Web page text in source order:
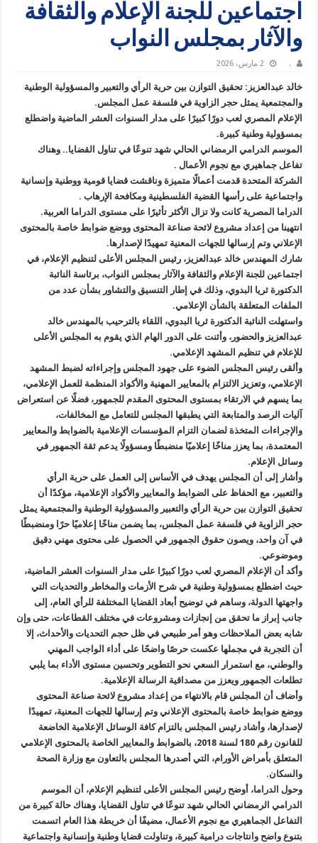
اجتماعين للجنة الإعلام والثقافة
والآثار بمجلس النواب
. 2 مارس، 2026
خالد عبدالعزيز: تحقيق التوازن بين حرية الرأي والتعبير والمسؤولية الوطنية
والمجتمعية يمثل حجر الزاوية في فلسفة عمل المجلس.
الإعلام المصري لعب دورًا كبيرًا على مدار السنوات العشر الماضية واضطلع
بمسؤولية وطنية كبيرة.
الموسم الدرامي الرمضاني الحالي شهد تنوعًا في تناول القضايا.. وهناك
تفاعل جماهيري مع نجوم الأعمال .
الشركة المتحدة قدمت أعمالًا متميزة وناقشت قضايا قومية ووطنية وإنسانية
واجتماعية على رأسها القضية الفلسطينية ومكافحة الإرهاب .
الدراما المصرية كانت ولا تزال الأكثر تأثيرًا على مستوى الدراما العربية.
انتهينا من إعداد مشروع لائحة صناعة المحتوى ووضع ضوابط خاصة بالمحتوى
الإعلاني وتم إرسالها للجهات المعنية تمهيدًا لإصدارها.
شارك المهندس خالد عبدالعزيز، رئيس المجلس الأعلى لتنظيم الإعلام، في
اجتماعين للجنة الإعلام والثقافة والآثار بمجلس النواب، برئاسة النائبة
الدكتورة ثريا البدوي، وذلك في إطار التنسيق والتشاور بشأن عدد من
الملفات المتعلقة بالشأن الإعلامي.
واستهلت النائبة الدكتورة ثريا البدوي، اللقاء بالترحيب بالمهندس خالد
عبدالعزيز والحضور، وأثنت على الدور الهام الذي يقوم به المجلس الأعلى
للإعلام في تنظيم المشهد الإعلامي.
وألقى رئيس المجلس الضوء على جهود المجلس وإجراءاته لضبط المشهد
الإعلامي، وتعزيز الالتزام بالمعايير المهنية والأكواد المنظمة للعمل الإعلامي،
بما يسهم في الارتقاء بمستوى المحتوى المقدم للجمهور، فضلًا عن استعراض
آليات الرصد والمتابعة التي يطبقها المجلس للتعامل مع المخالفات،
والإجراءات المتخذة لضمان التزام المؤسسات الإعلامية بالضوابط والمعايير
المعتمدة، بما يعزز مناخًا إعلاميًا منضبطًا ومسؤولًا يدعم ثقة الجمهور في
وسائل الإعلام.
وأشار إلى أن المجلس يهدف في الأساس إلى العمل على حرية الرأي
والتعبير، مع الحفاظ على الضوابط والمعايير والأكواد الإعلامية، مؤكدًا أن
تحقيق التوازن بين حرية الرأي والتعبير والمسؤولية الوطنية والمجتمعية يمثل
حجر الزاوية في فلسفة عمل المجلس، بما يضمن مناخًا إعلاميًا حرًا ومنضبطًا
في آن واحد، ويصون حقوق الجمهور في الحصول على محتوى مهني دقيق
وموضوعي.
وأكد أن الإعلام المصري لعب دورًا كبيرًا على مدار السنوات العشر الماضية،
حيث اضطلع بمسؤولية وطنية في شرح الأزمات والمخاطر والتحديات التي
واجهتها الدولة، وساهم في توضيح أبعاد القضايا المختلفة للرأي العام، إلى
جانب إبراز ما تحقق من إنجازات ومشروعات في مختلف القطاعات، حتى وإن
شابه بعض الملاحظات وهو أمر طبيعي في ظل حجم التحديات والأحداث، إلا
أن التجربة في مجملها عكست حرصًا واضحًا على أداء الواجب المهني
والوطني، مع استمرار السعي نحو التطوير وتحسين مستوى الأداء بما يلبي
تطلعات الجمهور ويعزز من مصداقية الرسالة الإعلامية.
وأضاف أن المجلس قام بالانتهاء من إعداد مشروع لائحة صناعة المحتوى
ووضع ضوابط خاصة بالمحتوى الإعلاني وتم إرسالها للجهات المعنية، تمهيدًا
لإصدارها، وأشاد رئيس المجلس بالتزام كافة الوسائل الإعلامية الخاضعة
للقانون رقم 180 لسنة 2018، بالضوابط والمعايير الخاصة بالمحتوى الإعلامي
المتعلق بأمراض الأورام، التي أصدرها المجلس بالتعاون مع وزارة الصحة
والسكان.
وحول الدراما، أوضح رئيس المجلس الأعلى لتنظيم الإعلام، أن الموسم
الدرامي الرمضاني الحالي شهد تنوعًا في تناول القضايا، وهناك حالة كبيرة من
التفاعل الجماهيري مع نجوم الأعمال، مضيفًا أن خريطة هذا العام اتسمت
بتنوع واضح وانتاجات درامية كبيرة، وتناولت قضايا وطنية وإنسانية واجتماعية